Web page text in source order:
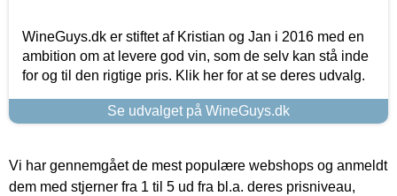
WineGuys.dk er stiftet af Kristian og Jan i 2016 med en
ambition om at levere god vin, som de selv kan stå inde
for og til den rigtige pris. Klik her for at se deres udvalg.
Se udvalget på WineGuys.dk
Vi har gennemgået de mest populære webshops og anmeldt
dem med stjerner fra 1 til 5 ud fra bl.a. deres prisniveau,